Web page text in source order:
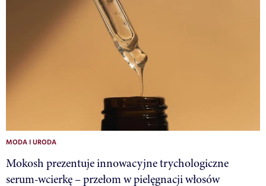
MODA I URODA
Mokosh prezentuje innowacyjne trychologiczne
serum-wcierkę – przełom w pielęgnacji włosów